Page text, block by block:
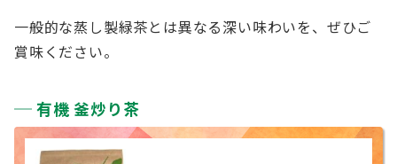
一般的な蒸し製緑茶とは異なる深い味わいを、ぜひご
賞味ください。
有機 釜炒り茶